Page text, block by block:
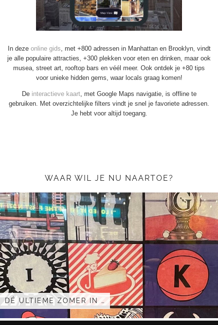
In deze online gids , met +800 adressen in Manhattan en Brooklyn, vindt
je alle populaire attracties, +300 plekken voor eten en drinken, maar ook
musea, street art, rooftop bars en véél meer. Ook ontdek je +80 tips
voor unieke hidden gems, waar locals graag komen!
De interactieve kaart, met Google Maps navigatie, is offline te
gebruiken. Met overzichtelijke filters vindt je snel je favoriete adressen.
Je hebt voor altijd toegang.
WAAR WIL JE NU NAARTOE?
DÉ ULTIEME ZOMER IN …